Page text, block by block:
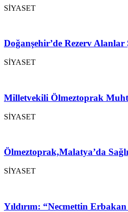
SİYASET
Doğanşehir’de Rezerv
SİYASET
Milletvekili Ölmeztoprak
SİYASET
Ölmeztoprak,Malatya’da
SİYASET
Yıldırım: “Necmettin